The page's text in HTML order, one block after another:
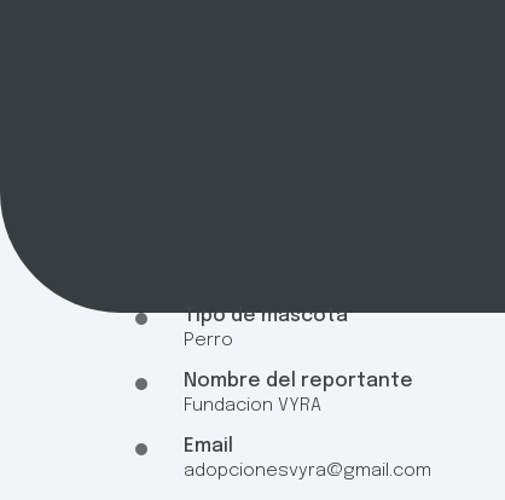
Tipo de mascota
Perro
Nombre del reportante
Fundacion VYRA
Email
adopcionesvyra@gmail.com